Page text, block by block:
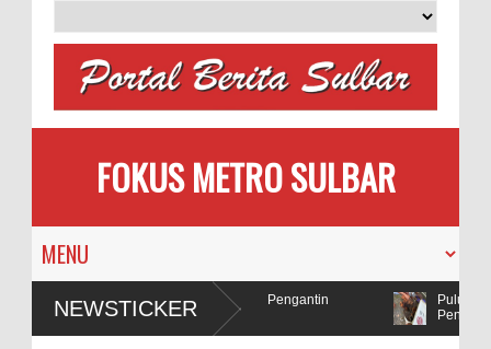
FOKUS METRO SULBAR
NEWSTICKERMAPIA Ajak Calon Pengantin
Tanam Pohon
Puluhan
Penadah